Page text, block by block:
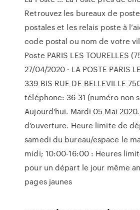
Retrouvez les bureaux de
postales et les relais poste à
code postal ou nom de votre
Poste PARIS LES TOURELLES
27/04/2020 · LA POSTE PARIS
339 BIS RUE DE BELLEVILLE
téléphone: 36 31 (numéro non
Aujourd'hui. Mardi 05 Mai
d'ouverture. Heure limite de
samedi du bureau/espace le
midi; 10:00-16:00 : Heures
pour un départ le jour même
pages jaunes